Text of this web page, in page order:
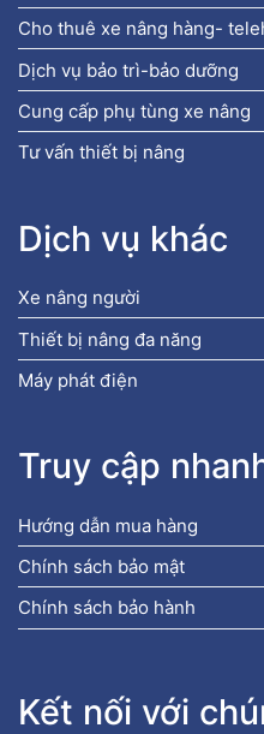
Cho thuê xe nâng hàng-
Dịch vụ bảo trì-bảo dưỡng
Cung cấp phụ tùng xe nâng
Tư vấn thiết bị nâng
Dịch vụ khác
Xe nâng người
Thiết bị nâng đa năng
Máy phát điện
Truy cập
Hướng dẫn mua hàng
Chính sách bảo mật
Chính sách bảo hành
Kết nối với